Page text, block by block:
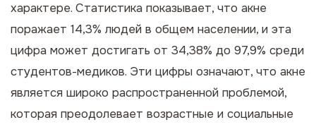
характере. Статистика показывает, что акне
поражает 14,3% людей в общем населении, и эта
цифра может достигать от 34,38% до 97,9% среди
студентов-медиков. Эти цифры означают, что акне
является широко распространенной проблемой,
которая преодолевает возрастные и социальные